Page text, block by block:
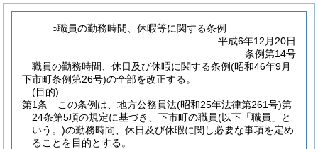
○職員の勤務時間、休暇等に関する条例
平成6年12月20日
条例第14号
職員の勤務時間、休日及び休暇に関する条例(昭和46年9月
下市町条例第26号)の全部を改正する。
(目的)
第1条
この条例は、地方公務員法(昭和25年法律第261号)第
24条第5項の規定に基づき、下市町の職員(以下「職員」と
いう。)の勤務時間、休日及び休暇に関し必要な事項を定め
ることを目的とする。